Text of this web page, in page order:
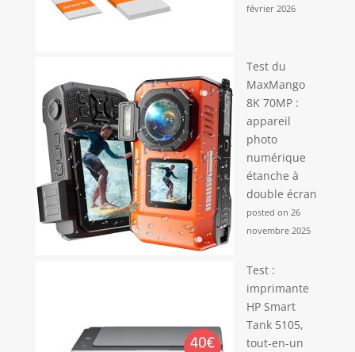
février 2026
Test du
MaxMango
8K 70MP :
appareil
photo
numérique
étanche à
double écran
posted on 26
novembre 2025
Test :
imprimante
HP Smart
Tank 5105,
tout-en-un